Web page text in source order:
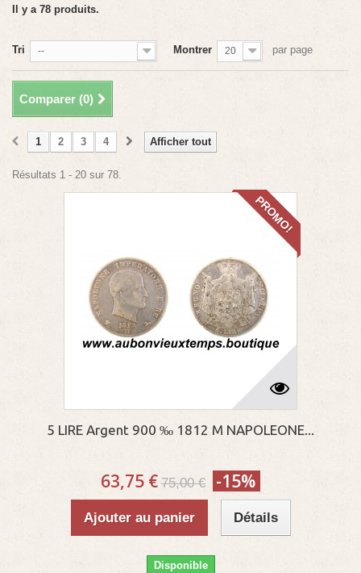
Il y a 78 produits.
Tri -- Montrer 20 par page
Comparer (0)
Afficher tout
1 2 3 4
Résultats 1 - 20 sur 78.
PROMO!
5 LIRE Argent 900 ‰ 1812 M NAPOLEONE...
63,75 € 75,00 € -15%
Ajouter au panier Détails
Disponible